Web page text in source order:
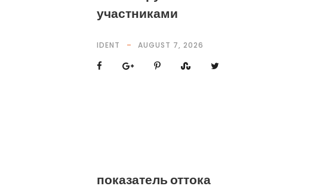
участниками
IDENT AUGUST 7, 2026
показатель оттока